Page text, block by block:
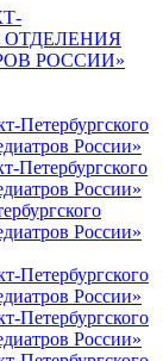
ОТДЕЛЕНИЯ
РОССИИ»
Петербургского
России»
Петербургского
России»
России»
Петербургского
России»
Петербургского
России»